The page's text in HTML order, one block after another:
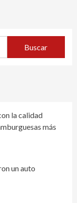
la calidad
más
un auto